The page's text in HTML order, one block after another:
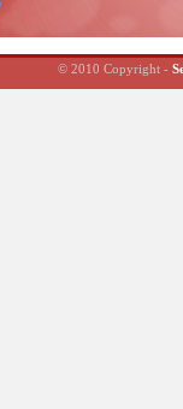
© 2010 Copyright -